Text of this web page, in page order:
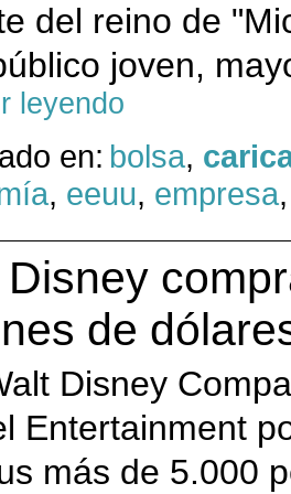
del reino de
joven,
leyendo
en: bolsa,
, eeuu, empresa
Disney
de
Disney
Entertainment
más de 5.000